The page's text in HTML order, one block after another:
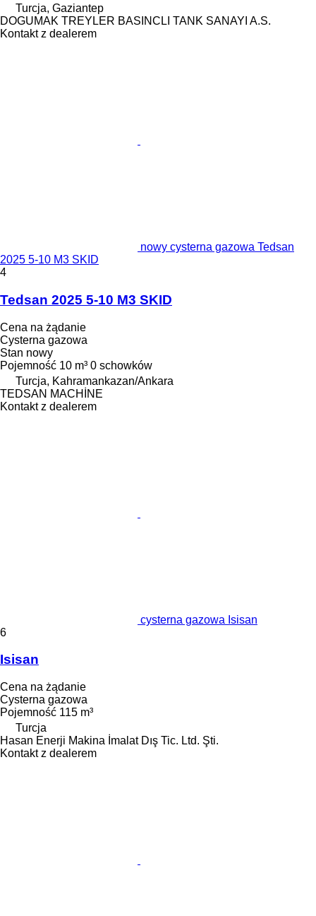
Turcja, Gaziantep
DOGUMAK TREYLER BASINCLI TANK SANAYI A.S.
Kontakt z dealerem
nowy cysterna gazowa Tedsan
2025 5-10 M3 SKID
4
Tedsan 2025 5-10 M3 SKID
Cena na żądanie
Cysterna gazowa
Stan nowy
Pojemność 10 m³ 0 schowków
Turcja, Kahramankazan/Ankara
TEDSAN MACHİNE
Kontakt z dealerem
cysterna gazowa Isisan
6
Isisan
Cena na żądanie
Cysterna gazowa
Pojemność 115 m³
Turcja
Hasan Enerji Makina İmalat Dış Tic. Ltd. Şti.
Kontakt z dealerem